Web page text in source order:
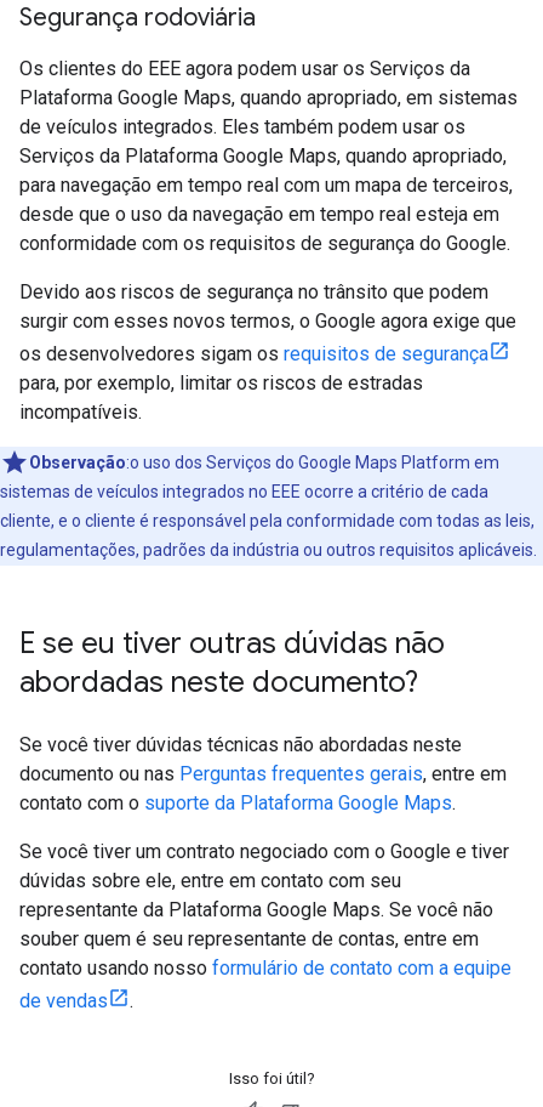
Segurança rodoviária
Os clientes do EEE agora podem usar os Serviços da
Plataforma Google Maps, quando apropriado, em sistemas
de veículos integrados. Eles também podem usar os
Serviços da Plataforma Google Maps, quando apropriado,
para navegação em tempo real com um mapa de terceiros,
desde que o uso da navegação em tempo real esteja em
conformidade com os requisitos de segurança do Google.
Devido aos riscos de segurança no trânsito que podem
surgir com esses novos termos, o Google agora exige que
os desenvolvedores sigam os requisitos de segurança
para, por exemplo, limitar os riscos de estradas
incompatíveis.
Observação:o uso dos Serviços do Google Maps Platform em
sistemas de veículos integrados no EEE ocorre a critério de cada
cliente, e o cliente é responsável pela conformidade com todas as leis,
regulamentações, padrões da indústria ou outros requisitos aplicáveis.
E se eu tiver outras dúvidas não
abordadas neste documento?
Se você tiver dúvidas técnicas não abordadas neste
documento ou nas Perguntas frequentes gerais, entre em
contato com o suporte da Plataforma Google Maps.
Se você tiver um contrato negociado com o Google e tiver
dúvidas sobre ele, entre em contato com seu
representante da Plataforma Google Maps. Se você não
souber quem é seu representante de contas, entre em
contato usando nosso formulário de contato com a equipe
de vendas
.
Isso foi útil?